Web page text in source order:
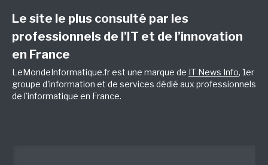
Le site le plus consulté par les
professionnels de l’IT et de l’innovation
en France
LeMondeInformatique.fr est une marque de IT News Info, 1er
groupe d'information et de services dédié aux professionnels
de l'informatique en France.